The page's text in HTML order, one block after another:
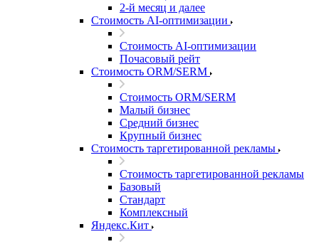
2-й месяц и далее
Стоимость AI-оптимизации
Стоимость AI-оптимизации
Почасовый рейт
Стоимость ORM/SERM
Стоимость ORM/SERM
Малый бизнес
Средний бизнес
Крупный бизнес
Стоимость таргетированной рекламы
Стоимость таргетированной рекламы
Базовый
Стандарт
Комплексный
Яндекс.Кит